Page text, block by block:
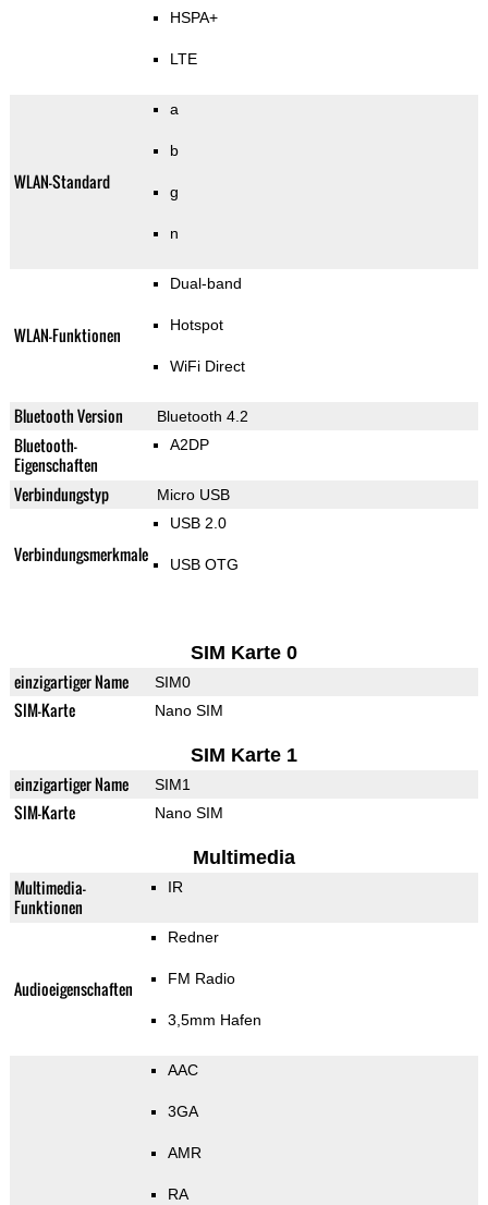
HSPA+
LTE
WLAN-Standard
a
b
g
n
WLAN-Funktionen
Dual-band
Hotspot
WiFi Direct
Bluetooth Version Bluetooth 4.2
Bluetooth-
Eigenschaften
A2DP
Verbindungstyp Micro USB
Verbindungsmerkmale
USB 2.0
USB OTG
SIM Karte 0
einzigartiger Name SIM0
SIM-Karte Nano SIM
SIM Karte 1
einzigartiger Name SIM1
SIM-Karte Nano SIM
Multimedia
Multimedia-
Funktionen
IR
Audioeigenschaften
Redner
FM Radio
3,5mm Hafen
AAC
3GA
AMR
RA